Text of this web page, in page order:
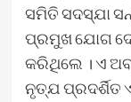
ସମିତି ସଦସ୍ଯା
ପ୍ରମୁଖ ଯୋଗ
କରିଥିଲେ । ଏ
ନୃତ୍ଯ ପ୍ରଦର୍ଶିତ